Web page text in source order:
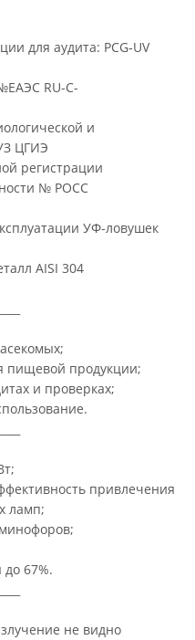
для аудита: PCG‑UV
RU-C-
и
ЦГИЭ
регистрации
№ РОСС
УФ-ловушек
AISI 304
пищевой продукции;
и проверках;
привлечения
ламп;
67%.
не видно